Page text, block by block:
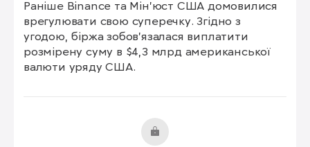
Раніше Binance та Мін'юст США домовилися
врегулювати свою суперечку. Згідно з
угодою, біржа зобов'язалася виплатити
розмірену суму в $4,3 млрд американської
валюти уряду США.